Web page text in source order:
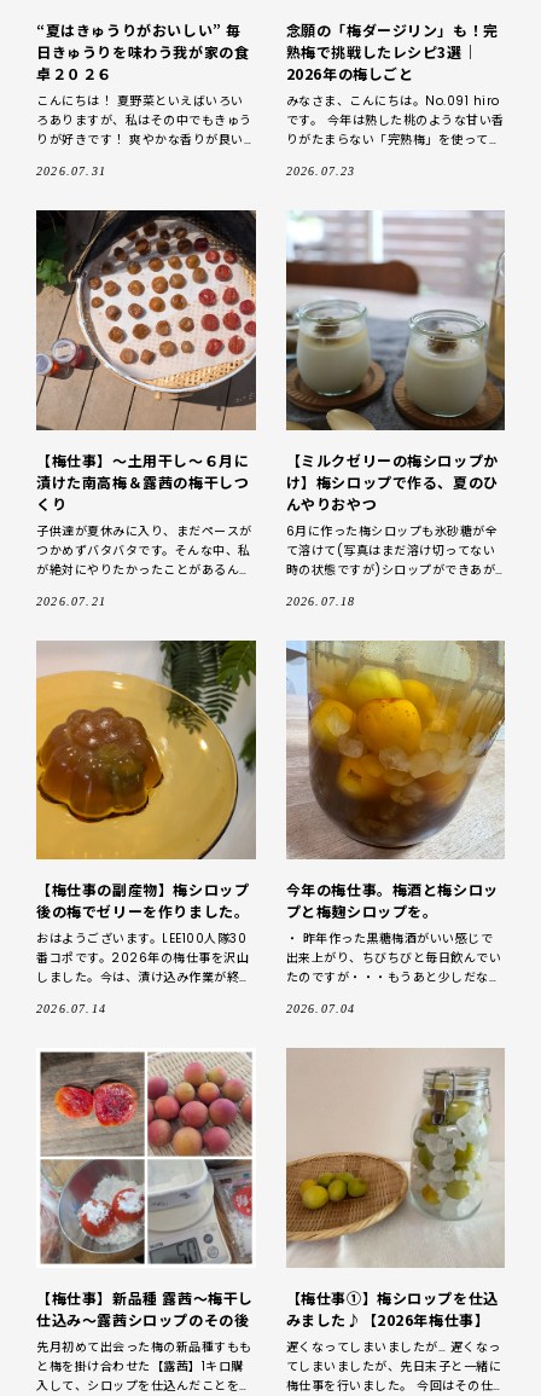
“夏はきゅうりがおいしい” 毎
日きゅうりを味わう我が家の食
卓２０２６
こんにちは！ 夏野菜といえばいろい
ろありますが、私はその中でもきゅう
りが好きです！ 爽やかな香りが良い
方からきゅうりをいただいたので、野
2026.07.31
念願の「梅ダージリン」も！完
熟梅で挑戦したレシピ3選｜
2026年の梅しごと
みなさま、こんにちは。No.091 hiro
です。 今年は熟した桃のような甘い香
りがたまらない「完熟梅」を使って、
2026.07.23
【梅仕事】～土用干し～６月に
漬けた南高梅＆露茜の梅干しつ
くり
子供達が夏休みに入り、まだペースが
つかめずバタバタです。そんな中、私
が絶対にやりたかったことがあるんで
事、６月に漬けこんだ梅干しを土用期
2026.07.21
【ミルクゼリーの梅シロップか
け】梅シロップで作る、夏のひ
んやりおやつ
6月に作った梅シロップも氷砂糖が全
て溶けて(写真はまだ溶け切ってない
時の状態ですが)シロップができあが
ら 以前にTBリエちゃんのクリップで
2026.07.18
【梅仕事の副産物】梅シロップ
後の梅でゼリーを作りました。
おはようございます。LEE100人隊30
番コポです。2026年の梅仕事を沢山
しました。今は、漬け込み作業が終わ
の土用の丑の日を待つ7月前半は、梅
2026.07.14
今年の梅仕事。梅酒と梅シロッ
プと梅麹シロップを。
・ 昨年作った黒糖梅酒がいい感じで
出来上がり、ちびちびと毎日飲んでい
たのですが・・・もうあと少しだな
しようかな？と考えていた時！ なん
2026.07.04
【梅仕事】新品種 露茜～梅干し
仕込み～露茜シロップのその後
先月初めて出会った梅の新品種すもも
と梅を掛け合わせた【露茜】1キロ購
入して、シロップを仕込んだことをお
【梅仕事①】梅シロップを仕込
みました♪【2026年梅仕事】
遅くなってしまいましたが… 遅くなっ
てしまいましたが、先日末子と一緒に
梅仕事を行いました。 今回はその仕